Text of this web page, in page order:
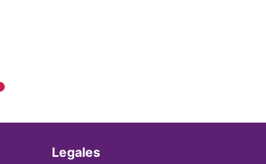
Legales